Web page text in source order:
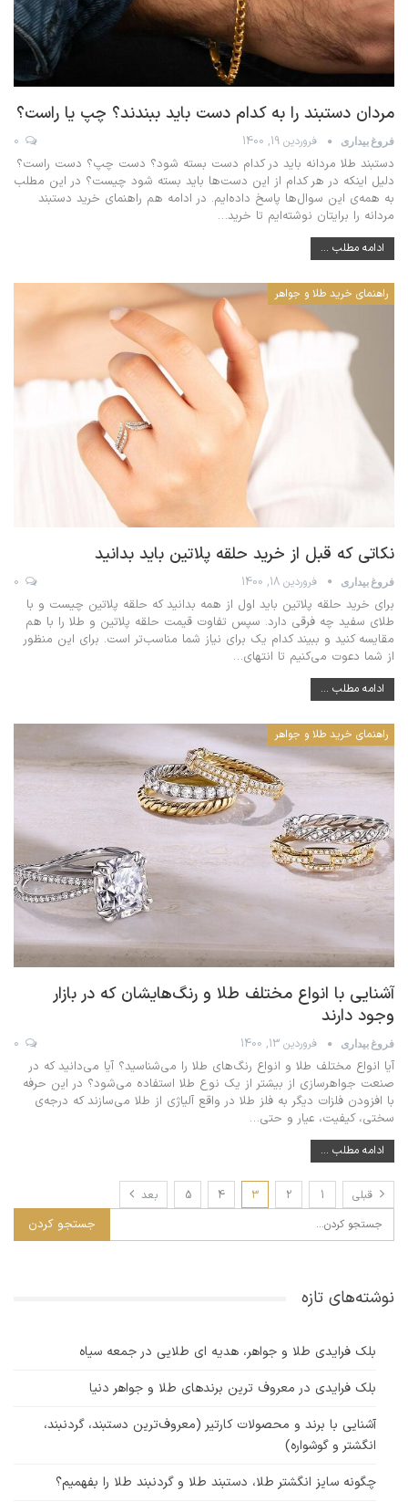
مردان دستبند را به کدام دست باید ببندند؟ چپ یا راست؟
فروغ بیداری فروردین 19, 1400
دستبند طلا مردانه باید در کدام دست بسته شود؟ دست چپ؟ دست راست؟
دلیل اینکه در هر کدام از این دست‌ها باید بسته شود چیست؟ در این مطلب
به همه‌ی این سوال‌ها پاسخ داده‌ایم. در ادامه هم راهنمای خرید دستبند
مردانه را برایتان نوشته‌ایم تا خرید…
ادامه مطلب ...
راهنمای خرید طلا و جواهر
نکاتی که قبل از خرید حلقه پلاتین باید بدانید
فروغ بیداری فروردین 18, 1400
برای خرید حلقه پلاتین باید اول از همه بدانید که حلقه پلاتین چیست و با
طلای سفید چه فرقی دارد. سپس تفاوت قیمت حلقه پلاتین و طلا را با هم
مقایسه کنید و ببیند کدام یک برای نیاز شما مناسب‌تر است. برای این منظور
از شما دعوت می‌کنیم تا انتهای…
ادامه مطلب ...
راهنمای خرید طلا و جواهر
آشنایی با انواع مختلف طلا و رنگ‌هایشان که در بازار
وجود دارند
فروغ بیداری فروردین 13, 1400
آیا انواع مختلف طلا و انواع رنگ‌های طلا را می‌شناسید؟ آیا می‌دانید که در
صنعت جواهرسازی از بیشتر از یک نوع طلا استفاده می‌شود؟ در این حرفه
با افزودن فلزات دیگر به فلز طلا در واقع آلیاژی از طلا می‌سازند که درجه‌ی
سختی، کیفیت، عیار و حتی…
ادامه مطلب ...
قبلی 1
2
3
4
5 بعد
نوشته‌های تازه
بلک فرایدی طلا و جواهر، هدیه ای طلایی در جمعه سیاه
بلک فرایدی در معروف ترین برندهای طلا و جواهر دنیا
آشنایی با برند و محصولات کارتیر (معروف‌ترین دستبند، گردنبند،
انگشتر و گوشواره)
چگونه سایز انگشتر طلا، دستبند طلا و گردنبند طلا را بفهمیم؟